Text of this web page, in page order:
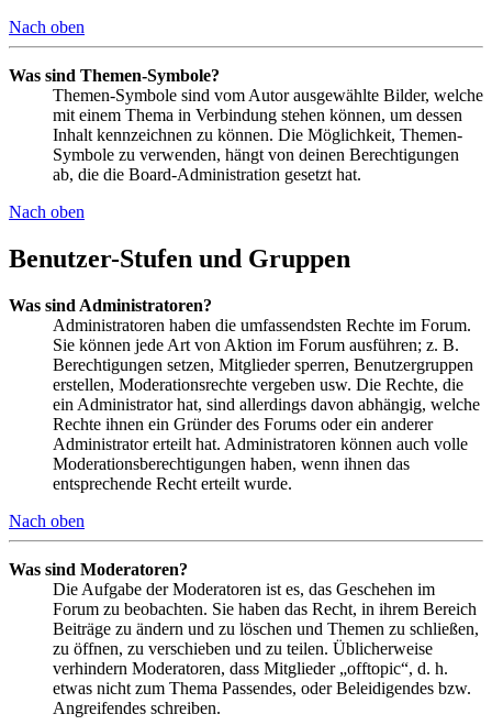
Nach oben
Was sind Themen-Symbole?
Themen-Symbole sind vom Autor ausgewählte Bilder, welche
mit einem Thema in Verbindung stehen können, um dessen
Inhalt kennzeichnen zu können. Die Möglichkeit, Themen-
Symbole zu verwenden, hängt von deinen Berechtigungen
ab, die die Board-Administration gesetzt hat.
Nach oben
Benutzer-Stufen und Gruppen
Was sind Administratoren?
Administratoren haben die umfassendsten Rechte im Forum.
Sie können jede Art von Aktion im Forum ausführen; z. B.
Berechtigungen setzen, Mitglieder sperren, Benutzergruppen
erstellen, Moderationsrechte vergeben usw. Die Rechte, die
ein Administrator hat, sind allerdings davon abhängig, welche
Rechte ihnen ein Gründer des Forums oder ein anderer
Administrator erteilt hat. Administratoren können auch volle
Moderationsberechtigungen haben, wenn ihnen das
entsprechende Recht erteilt wurde.
Nach oben
Was sind Moderatoren?
Die Aufgabe der Moderatoren ist es, das Geschehen im
Forum zu beobachten. Sie haben das Recht, in ihrem Bereich
Beiträge zu ändern und zu löschen und Themen zu schließen,
zu öffnen, zu verschieben und zu teilen. Üblicherweise
verhindern Moderatoren, dass Mitglieder „offtopic“, d. h.
etwas nicht zum Thema Passendes, oder Beleidigendes bzw.
Angreifendes schreiben.